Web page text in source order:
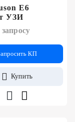
E6
УЗИ
КП
Купить